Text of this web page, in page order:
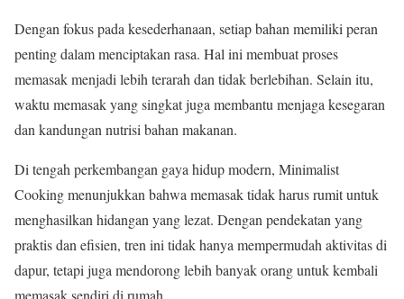
Dengan fokus pada kesederhanaan, setiap bahan memiliki peran
penting dalam menciptakan rasa. Hal ini membuat proses
memasak menjadi lebih terarah dan tidak berlebihan. Selain itu,
waktu memasak yang singkat juga membantu menjaga kesegaran
dan kandungan nutrisi bahan makanan.
Di tengah perkembangan gaya hidup modern, Minimalist
Cooking menunjukkan bahwa memasak tidak harus rumit untuk
menghasilkan hidangan yang lezat. Dengan pendekatan yang
praktis dan efisien, tren ini tidak hanya mempermudah aktivitas di
dapur, tetapi juga mendorong lebih banyak orang untuk kembali